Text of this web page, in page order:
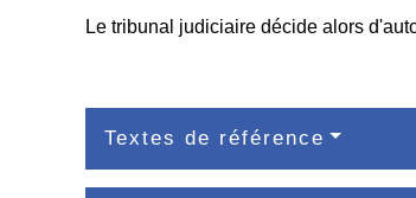
Le tribunal judiciaire décide alors
Textes de référence